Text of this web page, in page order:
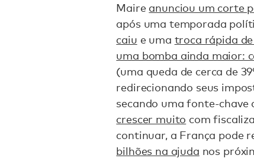
Maire anunciou um corte
após uma temporada
caiu e uma troca rápida
uma bomba ainda maior:
(uma queda de cerca de
redirecionando seus
secando uma fonte-chave
crescer muito com
continuar, a França pode
bilhões na ajuda nos